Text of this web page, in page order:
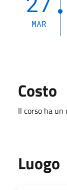
MAR
Costo
Il corso ha
Luogo